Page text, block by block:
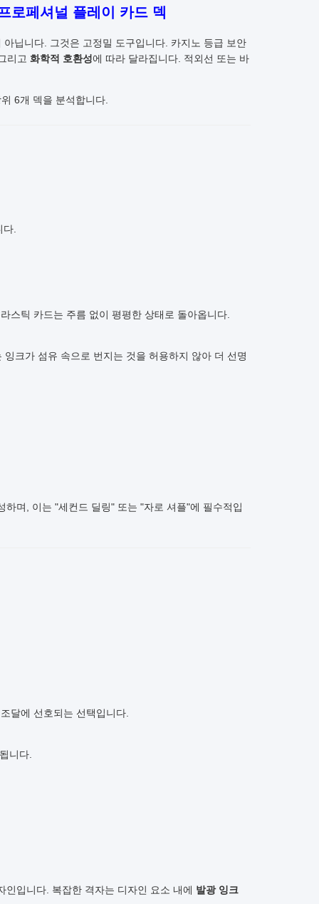
로페셔널 플레이 카드 덱
닙니다. 그것은 고정밀 도구입니다. 카지노 등급 보안
리고 화학적 호환성에 따라 달라집니다. 적외선 또는 바
6개 덱을 분석합니다.
다.
스틱 카드는 주름 없이 평평한 상태로 돌아옵니다.
크가 섬유 속으로 번지는 것을 허용하지 않아 더 선명
며, 이는 "세컨드 딜링" 또는 "자로 셔플"에 필수적입
달에 선호되는 선택입니다.
니다.
입니다. 복잡한 격자는 디자인 요소 내에 발광 잉크